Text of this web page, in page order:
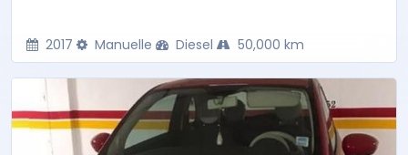
2017 Manuelle Diesel 50,000 km